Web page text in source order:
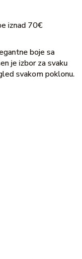
iznad 70€
boje sa
je izbor za svaku
svakom poklonu.